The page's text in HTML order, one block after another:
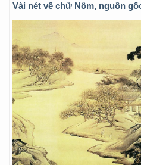
Vài nét về chữ Nôm, nguồn